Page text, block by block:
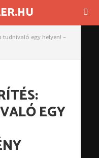
tudnivaló egy helyen! –
EGY